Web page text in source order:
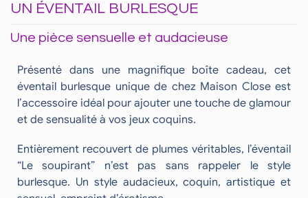
UN ÉVENTAIL BURLESQUE
Une pièce sensuelle et audacieuse
Présenté dans une magnifique boîte cadeau, cet
éventail burlesque unique de chez Maison Close est
l’accessoire idéal pour ajouter une touche de glamour
et de sensualité à vos jeux coquins.
Entièrement recouvert de plumes véritables, l’éventail
“Le soupirant” n’est pas sans rappeler le style
burlesque. Un style audacieux, coquin, artistique et